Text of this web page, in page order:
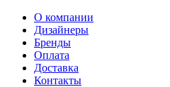
О компании
Дизайнеры
Бренды
Оплата
Доставка
Контакты